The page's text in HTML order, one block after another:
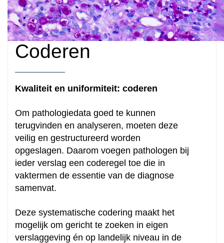
helpen?
Coderen
Kwaliteit en uniformiteit: coderen
Om pathologiedata goed te kunnen
terugvinden en analyseren, moeten deze
veilig en gestructureerd worden
opgeslagen. Daarom voegen pathologen bij
ieder verslag een coderegel toe die in
vaktermen de essentie van de diagnose
samenvat.
Deze systematische codering maakt het
mogelijk om gericht te zoeken in eigen
verslaggeving én op landelijk niveau in de